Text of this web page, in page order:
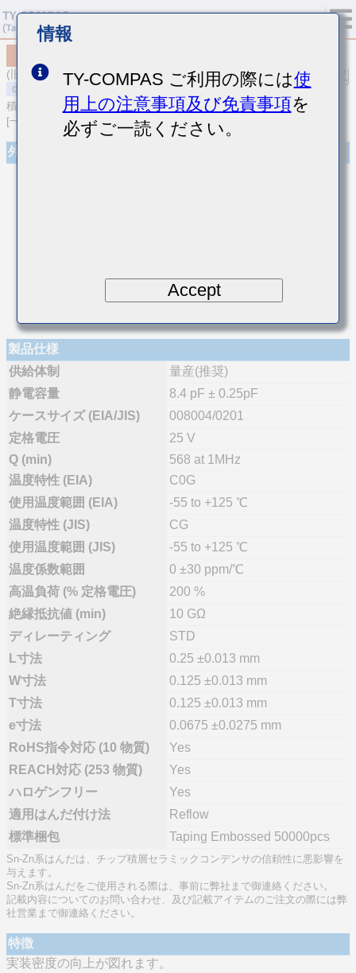
(旧品番 TMK021CG8R4CK-W)
積層セラミックコンデンサ
[一般用 積層セラミックコンデンサ (温度補償用)]
外観
製品仕様
供給体制
量産(推奨)
静電容量
8.4 pF ± 0.25pF
ケースサイズ (EIA/JIS)
008004/0201
定格電圧
25 V
Q (min)
568 at 1MHz
温度特性 (EIA)
C0G
使用温度範囲 (EIA)
-55 to +125 ℃
温度特性 (JIS)
CG
使用温度範囲 (JIS)
-55 to +125 ℃
温度係数範囲
0 ±30 ppm/℃
高温負荷 (% 定格電圧)
200 %
絶縁抵抗値 (min)
10 GΩ
ディレーティング
STD
L寸法
0.25 ±0.013 mm
W寸法
0.125 ±0.013 mm
T寸法
0.125 ±0.013 mm
e寸法
0.0675 ±0.0275 mm
RoHS指令対応 (10 物質)
Yes
REACH対応 (253 物質)
Yes
ハロゲンフリー
Yes
適用はんだ付け法
Reflow
標準梱包
Taping Embossed 50000pcs
Sn-Zn系はんだは、チップ積層セラミックコンデンサの信頼性に悪影響を
与えます。
Sn-Zn系はんだをご使用される際は、事前に弊社まで御連絡ください。
記載内容についてのお問い合わせ、及び記載アイテムのご注文の際には弊
社営業まで御連絡ください。
特徴
実装密度の向上が図れます。
情報
TY-COMPAS ご利用の際には使
用上の注意事項及び免責事項を
必ずご一読ください。
Accept